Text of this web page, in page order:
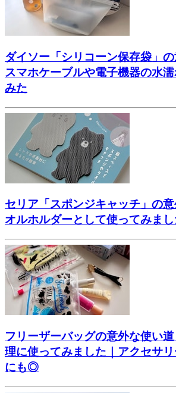
ダイソー「シリコーン保存袋」の
スマホケーブルや電子機器の水
みた
セリア「スポンジキャッチ」の
オルホルダーとして使ってみまし
フリーザーバッグの意外な使い
理に使ってみました｜アクセサ
にも◎